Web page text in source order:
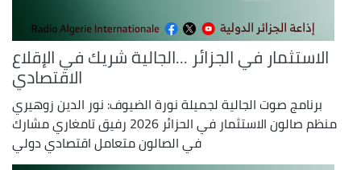
الاستثمار في الجزائر ...الجالية شريك في الإقلاع
الاقتصادي
برنامج صوت الجالية لجميلة نورة الضيوف: نور الدين زوهيري
منظم صالون الاستثمار في الحزائر 2026 رفيق تامغاري مشارك
في الصالون متعامل اقتصادي دولي